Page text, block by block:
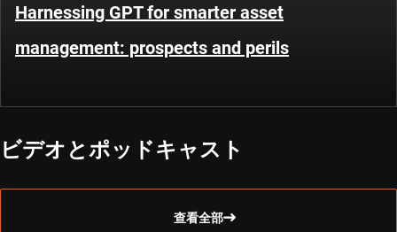
Harnessing GPT for smarter asset
management: prospects and perils
ビデオとポッドキャスト
查看全部